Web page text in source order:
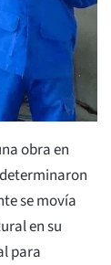
obra en
se movía
en su
para